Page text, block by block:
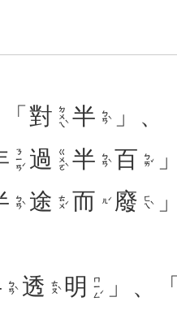
對 ㄉㄨㄟˋ 半 ㄅㄢˋ
」、
ㄋㄧㄢˊ 過 ㄍㄨㄛˋ 半 ㄅㄢˋ 百 ㄅㄞˇ
ㄅㄢˋ 途 ㄊㄨˊ 而 ㄦˊ 廢 ㄈㄟˋ
ㄅㄢˋ 透 ㄊㄡˋ 明 ㄇㄧㄥˊ
」、